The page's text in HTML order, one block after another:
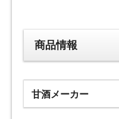
商品情報
甘酒メーカー